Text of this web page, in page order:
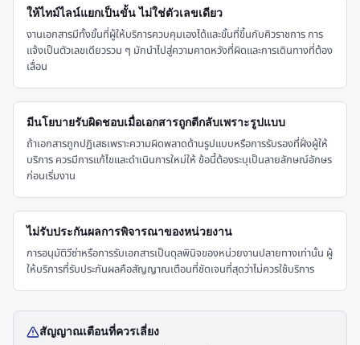
ให้ไทม์ไลน์แยกเป็นขั้น ไม่ใช่ตัวเลขเดียว
งานเอกสารมีทั้งขั้นที่ผู้ให้บริการควบคุมเองได้และขั้นที่ขึ้นกับคิวราชการ การ
แจ้งเป็นตัวเลขเดียวรวม ๆ มักนำไปสู่ความคาดหวังที่ผิดและการเดินทางที่ต้อง
เลื่อน
มีนโยบายรับผิดชอบเมื่อเอกสารถูกตีกลับเพราะรูปแบบ
ถ้าเอกสารถูกปฏิเสธเพราะความผิดพลาดด้านรูปแบบหรือการรับรองที่ฝั่งผู้ให้
บริการ ควรมีการแก้ไขและดำเนินการใหม่ให้ ข้อนี้ต้องระบุเป็นลายลักษณ์อักษร
ก่อนเริ่มงาน
ไม่รับประกันผลการพิจารณาของหน่วยงาน
การอนุมัติวีซ่าหรือการรับเอกสารเป็นดุลพินิจของหน่วยงานปลายทางเท่านั้น ผู้
ให้บริการที่รับประกันผลคือสัญญาณเตือนที่ชัดเจนที่สุดว่าไม่ควรใช้บริการ
สัญญาณเตือนที่ควรเลี่ยง